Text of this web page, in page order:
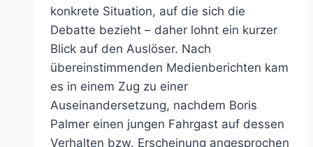
konkrete Situation, auf die sich die
Debatte bezieht – daher lohnt ein kurzer
Blick auf den Auslöser. Nach
übereinstimmenden Medienberichten kam
es in einem Zug zu einer
Auseinandersetzung, nachdem Boris
Palmer einen jungen Fahrgast auf dessen
Verhalten bzw. Erscheinung angesprochen